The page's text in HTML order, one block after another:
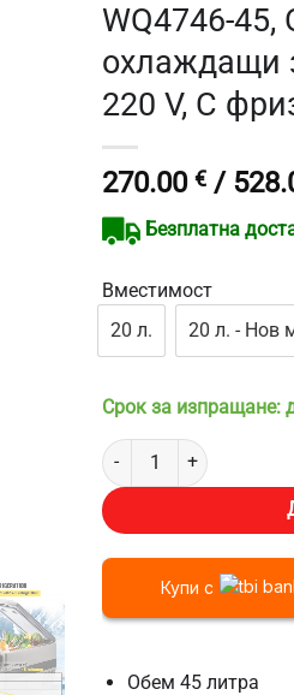
WQ4746-
охлаждащи
220 V, С
270.00 € /
Безплатна
Вместимост
20 л.
20 л. - Нов
Срок за изпращане:
количество за
Купи с
Обем 45 литра